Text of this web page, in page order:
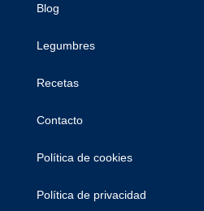
Blog
Legumbres
Recetas
Contacto
Política de cookies
Política de privacidad